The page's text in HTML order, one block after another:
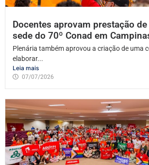
Docentes aprovam prestação
sede do 70º Conad em
Plenária também aprovou a criação de uma
elaborar...
Leia mais
07/07/2026